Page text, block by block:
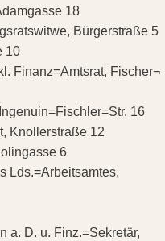
18
Bürgerstraße 5
10
Finanz=Amtsrat, Fischer¬
16
Knollerstraße 12
6
Lds.=Arbeitsamtes,
a. D. u. Finz.=Sekretär,